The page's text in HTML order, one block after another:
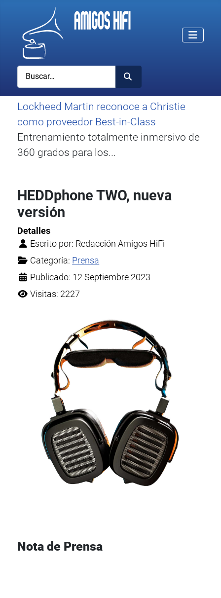
Buscar
Lockheed Martin reconoce a Christie
como proveedor Best-in-Class
Entrenamiento totalmente inmersivo de
360 grados para los...
HEDDphone TWO, nueva
versión
Detalles
Escrito por: Redacción Amigos HiFi
Categoría: Prensa
Publicado: 12 Septiembre 2023
Visitas: 2227
Nota de Prensa